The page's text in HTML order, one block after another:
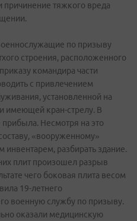
тяжкого вреда
по призыву
строения, расположенного
командира части
с привлечением
установленной на
имеющей кран-стрелу. В
Несмотря на это
«вооруженному»
разбирать здание.
плит произошел разрыв
чего боковая плита весом
19-летнего
военную службу по призыву.
оказали медицинскую